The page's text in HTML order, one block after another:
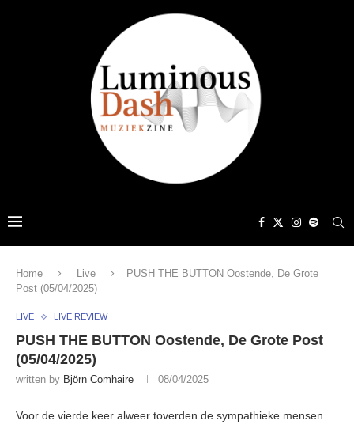
Home Live
PUSH THE BUTTON Oostende, De Grote
Post (05/04/2025)
LIVE LIVE REVIEW
PUSH THE BUTTON Oostende, De Grote Post
(05/04/2025)
written by Björn Comhaire 08/04/2025
Voor de vierde keer alweer toverden de sympathieke mensen